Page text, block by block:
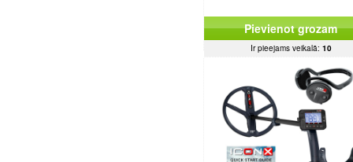
Pievienot grozam
Ir pieejams veikalā: 10